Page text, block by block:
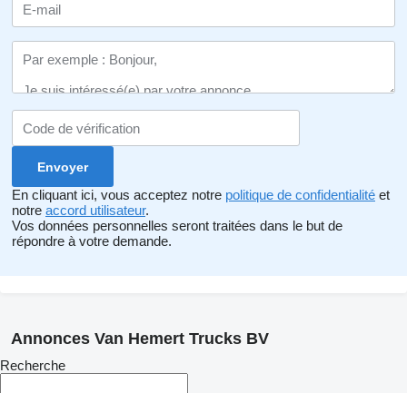
En cliquant ici, vous acceptez notre politique de confidentialité et
notre accord utilisateur.
Vos données personnelles seront traitées dans le but de
répondre à votre demande.
Annonces Van Hemert Trucks BV
Recherche